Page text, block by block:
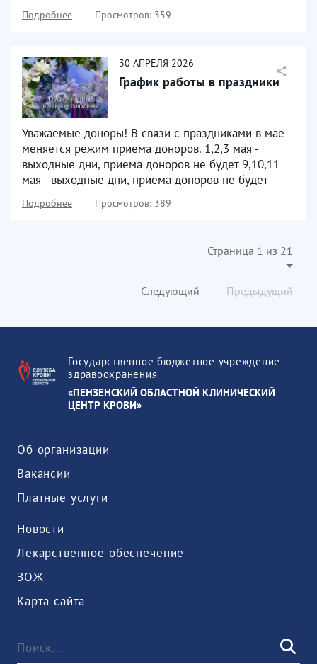
Подробнее Просмотров: 359
30 АПРЕЛЯ 2026
График работы в праздники
Уважаемые доноры! В связи с праздниками в мае
меняется режим приема доноров. 1,2,3 мая -
выходные дни, приема доноров не будет 9,10,11
мая - выходные дни, приема доноров не будет
Подробнее Просмотров: 389
Страница 1 из 21
Предыдущий
Следующий
Государственное бюджетное учреждение
здравоохранения
«ПЕНЗЕНСКИЙ ОБЛАСТНОЙ КЛИНИЧЕСКИЙ
ЦЕНТР КРОВИ»
Об организации
Вакансии
Платные услуги
Новости
Лекарственное обеспечение
ЗОЖ
Карта сайта